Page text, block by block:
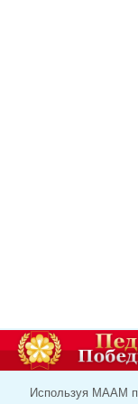
Используя МААМ